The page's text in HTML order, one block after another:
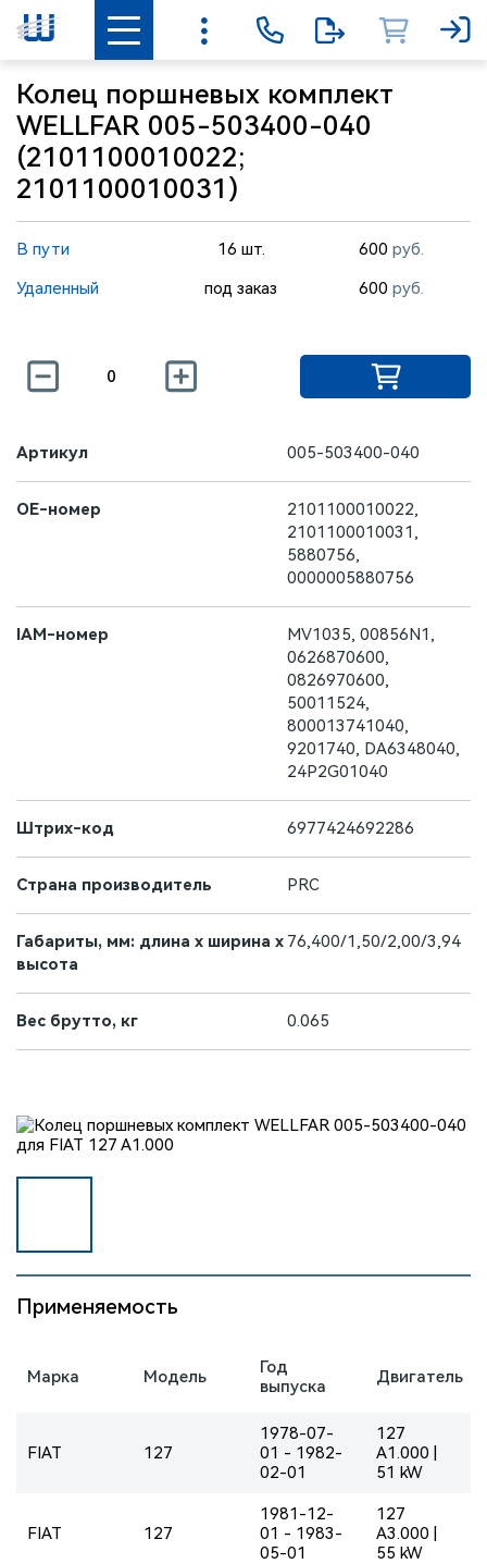
Колец поршневых комплект
WELLFAR 005-503400-040
(2101100010022;
2101100010031)
В пути 16 шт. 600 руб.
Удаленный
под заказ 600 руб.
Артикул 005-503400-040
OE-номер
2101100010022,
2101100010031,
5880756,
0000005880756
IAM-номер
MV1035, 00856N1,
0626870600,
0826970600,
50011524,
800013741040,
9201740, DA6348040,
24P2G01040
Штрих-код 6977424692286
Страна производитель PRC
Габариты, мм: длина х ширина х
высота
76,400/1,50/2,00/3,94
Вес брутто, кг 0.065
Применяемость
Марка Модель
Год
выпуска
Двигатель
FIAT 127
1978-07-
01 - 1982-
02-01
127
A1.000 |
51 kW
FIAT 127
1981-12-
01 - 1983-
05-01
127
A3.000 |
55 kW